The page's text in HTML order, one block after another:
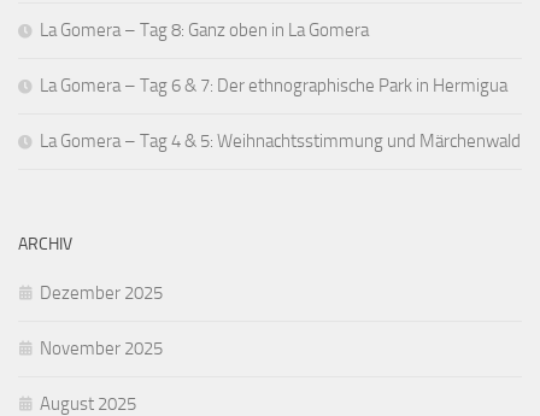
La Gomera – Tag 8: Ganz oben in La Gomera
La Gomera – Tag 6 & 7: Der ethnographische Park in Hermigua
La Gomera – Tag 4 & 5: Weihnachtsstimmung und Märchenwald
ARCHIV
Dezember 2025
November 2025
August 2025